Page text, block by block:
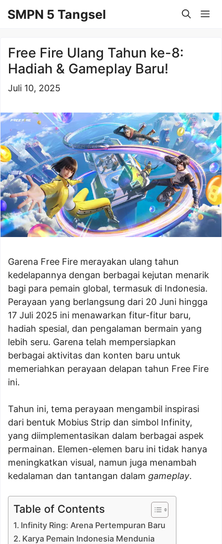
keSMPN 5 Tangsel
Free Fire Ulang Tahun ke-8:
Hadiah & Gameplay Baru!
Juli 10, 2025
Garena Free Fire merayakan ulang tahun
kedelapannya dengan berbagai kejutan menarik
bagi para pemain global, termasuk di Indonesia.
Perayaan yang berlangsung dari 20 Juni hingga
17 Juli 2025 ini menawarkan fitur-fitur baru,
hadiah spesial, dan pengalaman bermain yang
lebih seru. Garena telah mempersiapkan
berbagai aktivitas dan konten baru untuk
memeriahkan perayaan delapan tahun Free Fire
ini.
Tahun ini, tema perayaan mengambil inspirasi
dari bentuk Mobius Strip dan simbol Infinity,
yang diimplementasikan dalam berbagai aspek
permainan. Elemen-elemen baru ini tidak hanya
meningkatkan visual, namun juga menambah
kedalaman dan tantangan dalam gameplay.
Table of Contents
Infinity Ring: Arena Pertempuran Baru
Karya Pemain Indonesia Mendunia